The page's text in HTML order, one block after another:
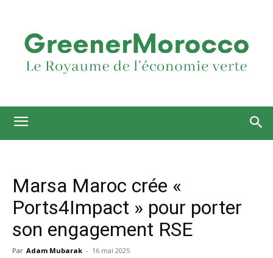
Marsa Maroc crée «
Ports4Impact » pour porter
son engagement RSE
Par Adam Mubarak - 16 mai 2025